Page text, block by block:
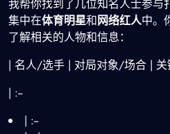
我帮你找到了几位知名人士参与
集中在体育明星和网络红人中。
了解相关的人物和信息：
| 名人/选手 | 对局对象/场合 | 关
| :--
| :--